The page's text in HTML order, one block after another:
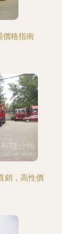
價格指南
銷，高性價